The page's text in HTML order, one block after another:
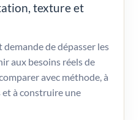
texture et
de dépasser les
aux besoins réels de
avec méthode, à
à construire une